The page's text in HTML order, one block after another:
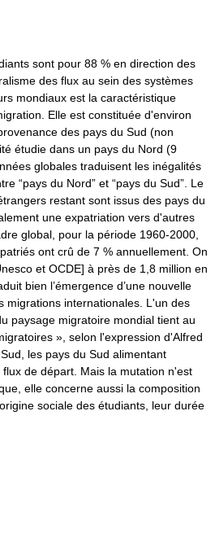
sont pour 88 % en direction des
des flux au sein des systèmes
mondiaux est la caractéristique
Elle est constituée d'environ
des pays du Sud (non
étudie dans un pays du Nord (9
globales traduisent les inégalités
“pays du Nord” et “pays du Sud”. Le
restant sont issus des pays du
une expatriation vers d'autres
global, pour la période 1960-2000,
ont crû de 7 % annuellement. On
et OCDE] à près de 1,8 million en
bien l’émergence d’une nouvelle
migrations internationales. L'un des
paysage migratoire mondial tient au
», selon l'expression d'Alfred
les pays du Sud alimentant
de départ. Mais la mutation n'est
elle concerne aussi la composition
sociale des étudiants, leur durée